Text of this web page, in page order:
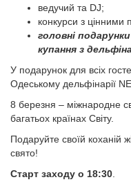
ведучий та DJ;
конкурси з цінними
головні
купання з
У подарунок для всіх
Одеському дельфінарії
8 березня – міжнародне
багатьох країнах Світу.
Подаруйте своїй коханій
свято!
Старт заходу о 18:30